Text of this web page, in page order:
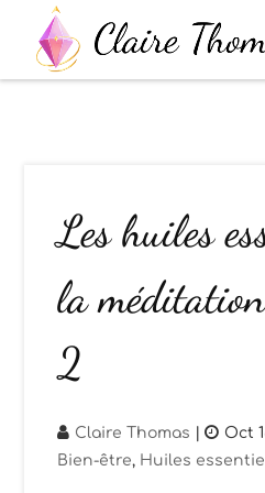
Les huiles
la
2
Claire Thomas | Oct
Bien-être, Huiles